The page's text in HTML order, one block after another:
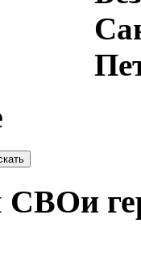
СВОи